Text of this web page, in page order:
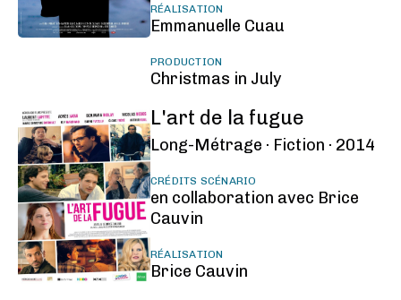
RÉALISATION
Emmanuelle Cuau
PRODUCTION
Christmas in July
L'art de la fugue
Long-Métrage · Fiction · 2014
CRÉDITS SCÉNARIO
en collaboration avec Brice
Cauvin
RÉALISATION
Brice Cauvin